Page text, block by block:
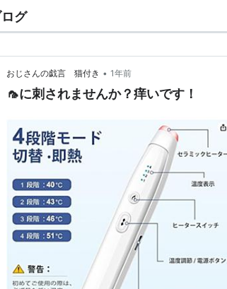
グ
おじさんの戯言 猫付き • 1年前
🦟に刺されませんか？痒いです！